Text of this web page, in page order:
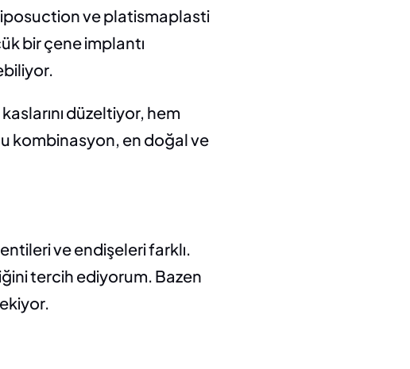
ve platismaplasti
bir çene implantı
düzeltiyor, hem
kombinasyon, en doğal ve
ve endişeleri farklı.
tercih ediyorum. Bazen